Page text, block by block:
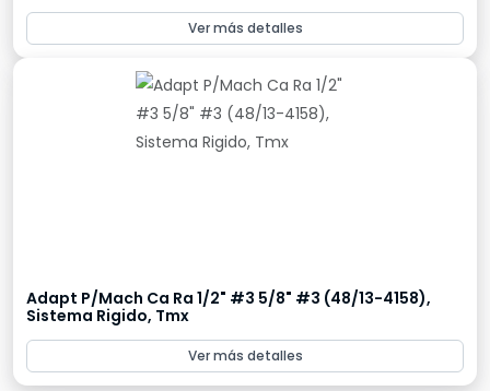
Ver más detalles
Adapt P/Mach Ca Ra 1/2" #3 5/8" #3 (48/13-4158),
Sistema Rigido, Tmx
Ver más detalles